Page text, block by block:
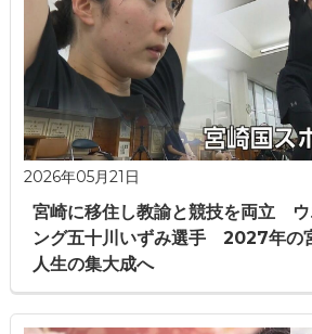
2026年05月21日
宮崎に移住し教諭と競技を両立 ウ
ング五十川いずみ選手 2027年の
人生の集大成へ